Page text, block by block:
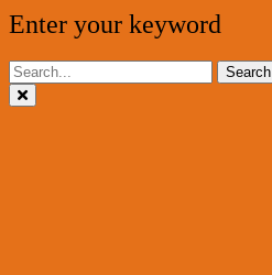
Enter your keyword
Search